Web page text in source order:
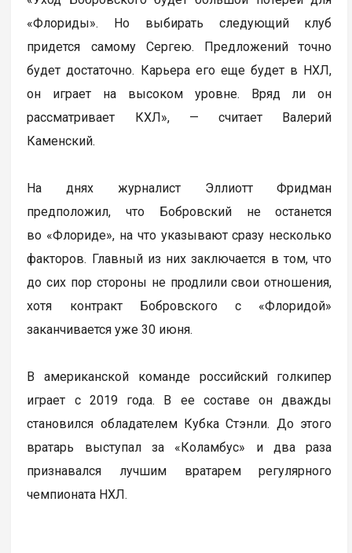
«Флориды». Но выбирать следующий клуб
придется самому Сергею. Предложений точно
будет достаточно. Карьера его еще будет в НХЛ,
он играет на высоком уровне. Вряд ли он
рассматривает КХЛ», — считает Валерий
Каменский.
На днях журналист Эллиотт Фридман
предположил, что Бобровский не останется
во «Флориде», на что указывают сразу несколько
факторов. Главный из них заключается в том, что
до сих пор стороны не продлили свои отношения,
хотя контракт Бобровского с «Флоридой»
заканчивается уже 30 июня.
В американской команде российский голкипер
играет с 2019 года. В ее составе он дважды
становился обладателем Кубка Стэнли. До этого
вратарь выступал за «Коламбус» и два раза
признавался лучшим вратарем регулярного
чемпионата НХЛ.